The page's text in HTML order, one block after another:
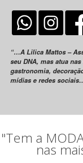
“…A Lilica Mattos –
seu DNA, mas atua
gastronomia,
mídias e redes
"Tem a
nas